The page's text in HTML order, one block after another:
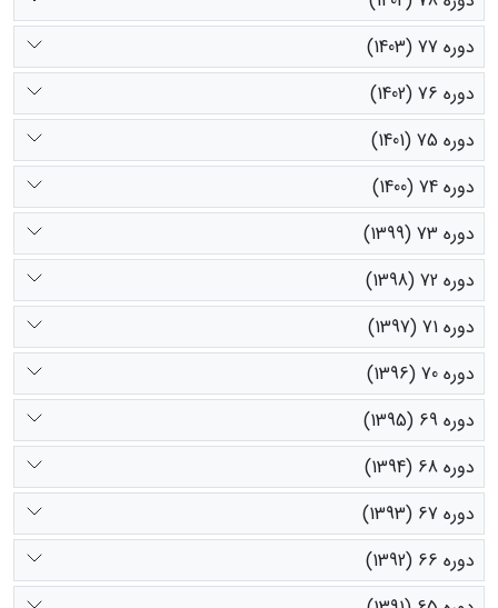
دوره 77 (1403)
دوره 76 (1402)
دوره 75 (1401)
دوره 74 (1400)
دوره 73 (1399)
دوره 72 (1398)
دوره 71 (1397)
دوره 70 (1396)
دوره 69 (1395)
دوره 68 (1394)
دوره 67 (1393)
دوره 66 (1392)